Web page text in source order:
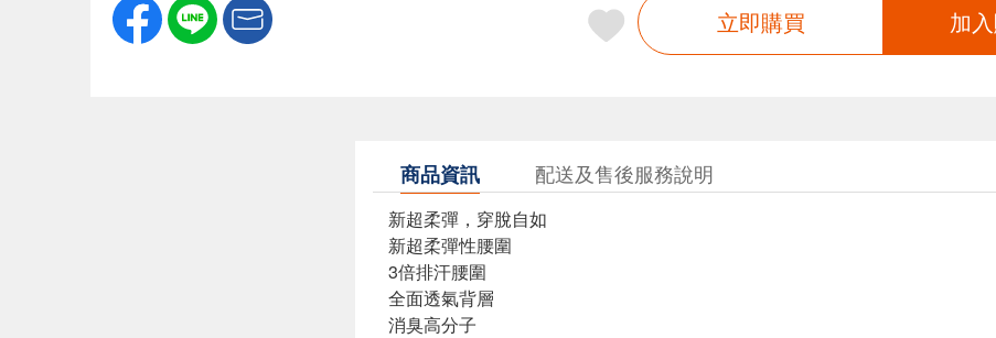
立即購買 加
商品資訊 配送及售後服務說明
新超柔彈，穿脫自如
新超柔彈性腰圍
3倍排汗腰圍
全面透氣背層
消臭高分子